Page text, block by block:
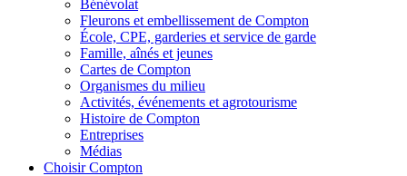
Bénévolat
Fleurons et embellissement de Compton
École, CPE, garderies et service de garde
Famille, aînés et jeunes
Cartes de Compton
Organismes du milieu
Activités, événements et agrotourisme
Histoire de Compton
Entreprises
Médias
Choisir Compton